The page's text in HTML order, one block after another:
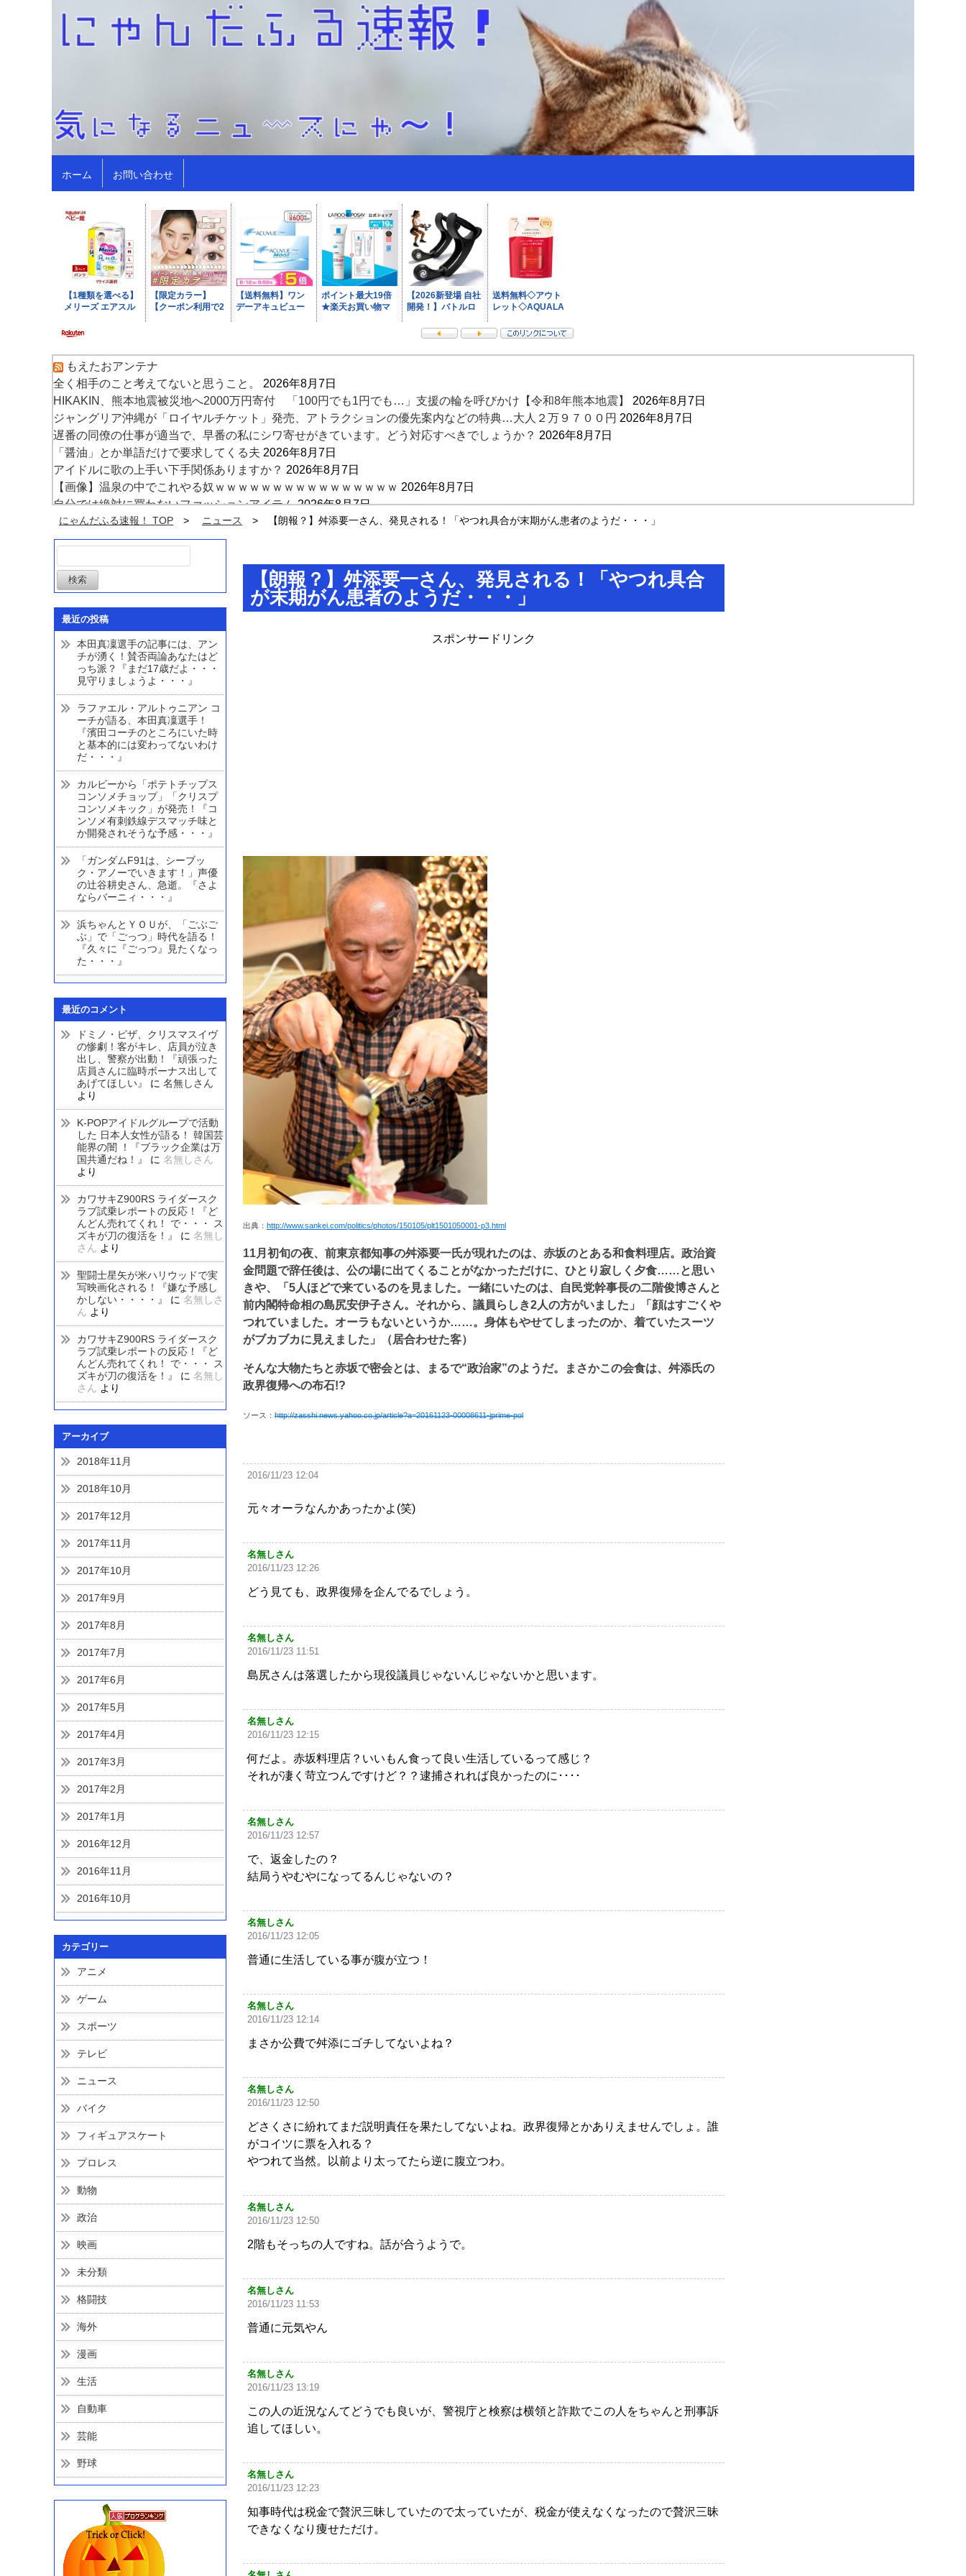
ホーム お問い合わせ
もえたおアンテナ
全く相手のこと考えてないと思うこと。
2026年8月7日
HIKAKIN、熊本地震被災地へ2000万円寄付 「100円でも1円でも…」支援の輪を呼びかけ【令和8年熊本地震】
2026年8月7日
ジャングリア沖縄が「ロイヤルチケット」発売、アトラクションの優先案内などの特典…大人２万９７００円 2026年8月7日
遅番の同僚の仕事が適当で、早番の私にシワ寄せがきています。どう対応すべきでしょうか？ 2026年8月7日
「醤油」とか単語だけで要求してくる夫 2026年8月7日
アイドルに歌の上手い下手関係ありますか？ 2026年8月7日
【画像】温泉の中でこれやる奴ｗｗｗｗｗｗｗｗｗｗｗｗｗｗｗｗ 2026年8月7日
自分では絶対に買わないファッションアイテム 2026年8月7日
坂口杏里「98kg激変」に続き「ろれつ回らず」でも続く生配信…「配信者におもちゃにされてる」知人は懸念表明
2026年8月7日
子どもなし、友人なし…気がついたら私は「身寄りなし」 、相談できるのはどこの誰？ 「家族がいること」が前提の世の中、でも孤立は誰にでも起きる
にゃんだふる速報！ TOP ニュース 【朗報？】舛添要一さん、発見される！「やつれ具合が末期がん患者のようだ・・・」
最近の投稿
本田真凜選手の記事には、アン
チが湧く！賛否両論あなたはど
っち派？『まだ17歳だよ・・・
見守りましょうよ・・・』
ラファエル・アルトゥニアン コ
ーチが語る、本田真凜選手！
『濱田コーチのところにいた時
と基本的には変わってないわけ
だ・・・』
カルビーから「ポテトチップス
コンソメチョップ」「クリスプ
コンソメキック」が発売！『コ
ンソメ有刺鉄線デスマッチ味と
か開発されそうな予感・・・』
「ガンダムF91は、シーブッ
ク・アノーでいきます！」声優
の辻谷耕史さん、急逝。『さよ
ならバーニィ・・・』
浜ちゃんとＹＯＵが、「ごぶご
ぶ」で「ごっつ」時代を語る！
『久々に『ごっつ』見たくなっ
た・・・』
最近のコメント
ドミノ・ピザ、クリスマスイヴ
の惨劇！客がキレ、店員が泣き
出し、警察が出動！『頑張った
店員さんに臨時ボーナス出して
あげてほしい』
に 名無しさん
より
K-POPアイドルグループで活動
した 日本人女性が語る！ 韓国芸
能界の闇 ！『ブラック企業は万
国共通だね！』
に 名無しさん
より
カワサキZ900RS ライダースク
ラブ試乗レポートの反応！『ど
んどん売れてくれ！ で・・・ ス
ズキが刀の復活を！』
に 名無し
さん より
聖闘士星矢が米ハリウッドで実
写映画化される！『嫌な予感し
かしない・・・・』
に 名無しさ
ん より
カワサキZ900RS ライダースク
ラブ試乗レポートの反応！『ど
んどん売れてくれ！ で・・・ ス
ズキが刀の復活を！』
に 名無し
さん より
アーカイブ
2018年11月
2018年10月
2017年12月
2017年11月
2017年10月
2017年9月
2017年8月
2017年7月
2017年6月
2017年5月
2017年4月
2017年3月
2017年2月
2017年1月
2016年12月
2016年11月
2016年10月
カテゴリー
アニメ
ゲーム
スポーツ
テレビ
ニュース
バイク
フィギュアスケート
プロレス
動物
政治
映画
未分類
格闘技
海外
漫画
生活
自動車
芸能
野球
【朗報？】舛添要一さん、発見される！「やつれ具合
が末期がん患者のようだ・・・」
スポンサードリンク
出典： http://www.sankei.com/politics/photos/150105/plt1501050001-p3.html
11月初旬の夜、前東京都知事の舛添要一氏が現れたのは、赤坂のとある和食料理店。政治資
金問題で辞任後は、公の場に出てくることがなかっただけに、ひとり寂しく夕食……と思い
きや、「5人ほどで来ているのを見ました。一緒にいたのは、自民党幹事長の二階俊博さんと
前内閣特命相の島尻安伊子さん。それから、議員らしき2人の方がいました」「顔はすごくや
つれていました。オーラもないというか……。身体もやせてしまったのか、着ていたスーツ
がブカブカに見えました」（居合わせた客）
そんな大物たちと赤坂で密会とは、まるで“政治家”のようだ。まさかこの会食は、舛添氏の
政界復帰への布石!?
ソース： http://zasshi.news.yahoo.co.jp/article?a=20161123-00008611-jprime-pol
2016/11/23 12:04
元々オーラなんかあったかよ(笑)
名無しさん
2016/11/23 12:26
どう見ても、政界復帰を企んでるでしょう。
名無しさん
2016/11/23 11:51
島尻さんは落選したから現役議員じゃないんじゃないかと思います。
名無しさん
2016/11/23 12:15
何だよ。赤坂料理店？いいもん食って良い生活しているって感じ？
それが凄く苛立つんですけど？？逮捕されれば良かったのに････
名無しさん
2016/11/23 12:57
で、返金したの？
結局うやむやになってるんじゃないの？
名無しさん
2016/11/23 12:05
普通に生活している事が腹が立つ！
名無しさん
2016/11/23 12:14
まさか公費で舛添にゴチしてないよね？
名無しさん
2016/11/23 12:50
どさくさに紛れてまだ説明責任を果たしてないよね。政界復帰とかありえませんでしょ。誰
がコイツに票を入れる？
やつれて当然。以前より太ってたら逆に腹立つわ。
名無しさん
2016/11/23 12:50
2階もそっちの人ですね。話が合うようで。
名無しさん
2016/11/23 11:53
普通に元気やん
名無しさん
2016/11/23 13:19
この人の近況なんてどうでも良いが、警視庁と検察は横領と詐欺でこの人をちゃんと刑事訴
追してほしい。
名無しさん
2016/11/23 12:23
知事時代は税金で贅沢三昧していたので太っていたが、税金が使えなくなったので贅沢三昧
できなくなり痩せただけ。